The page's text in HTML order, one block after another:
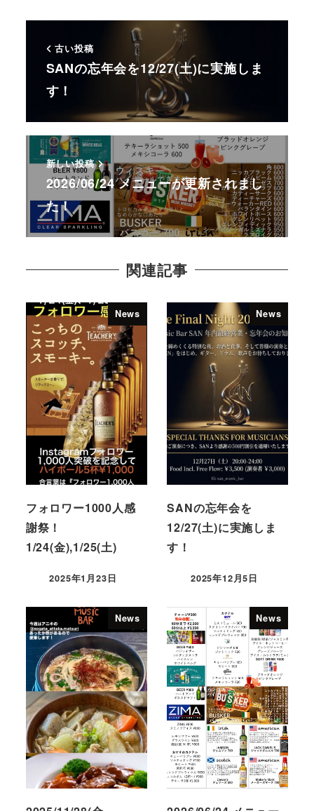
古い投稿
SANの忘年会を12/27(土)に実施しま
す！
新しい投稿
2026/06/24 メニューが更新されまし
た！
関連記事
News
フォロワー1000人感
謝祭！
1/24(金),1/25(土)
2025年1月23日
News
SANの忘年会を
12/27(土)に実施しま
す！
2025年12月5日
News News